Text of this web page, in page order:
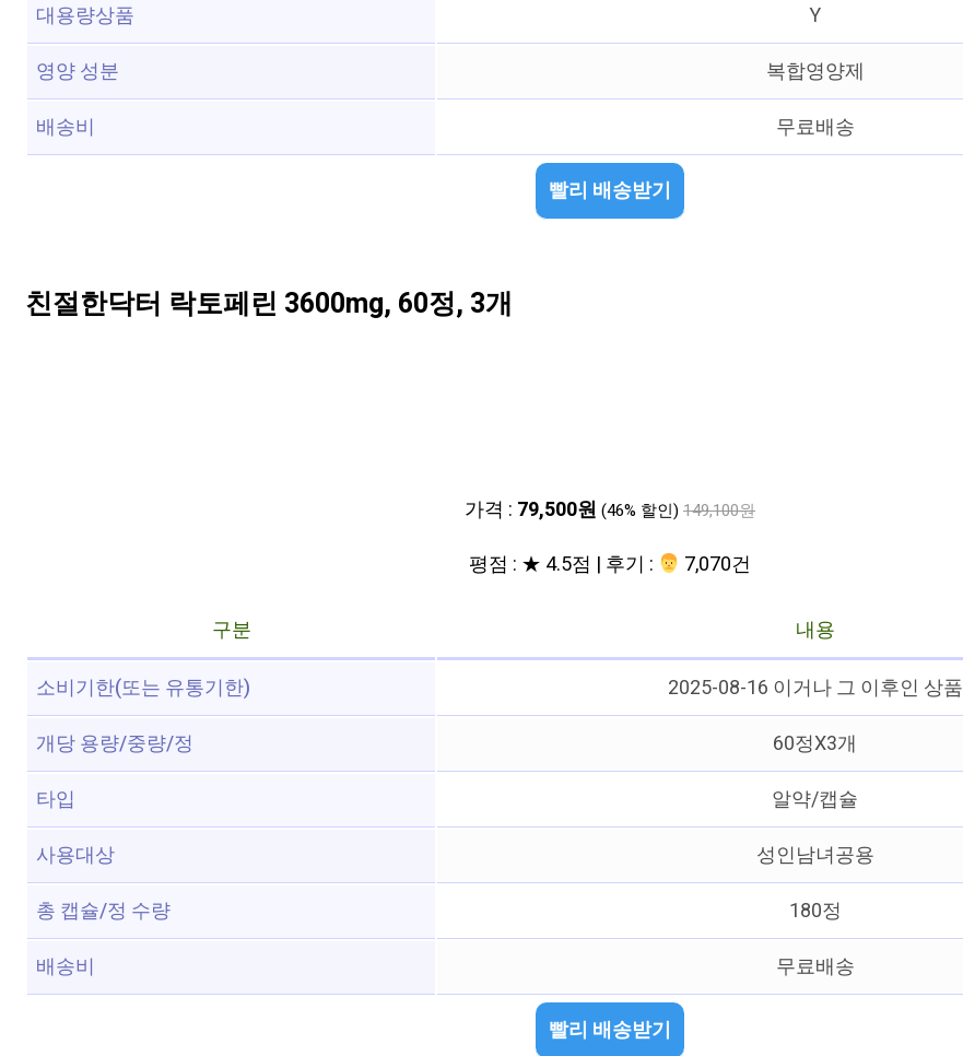
대용량상품
Y
영양 성분
복합영양제
배송비
무료배송
빨리 배송받기
친절한닥터 락토페린 3600mg, 60정, 3개
가격 : 79,500원 (46% 할인) 149,100원
평점 : ★ 4.5점 | 후기 : ‍‍ 7,070건
구분
내용
소비기한(또는 유통기한)
2025-08-16 이거나 그 이후인 상품
개당 용량/중량/정
60정X3개
타입
알약/캡슐
사용대상
성인남녀공용
총 캡슐/정 수량
180정
배송비
무료배송
빨리 배송받기